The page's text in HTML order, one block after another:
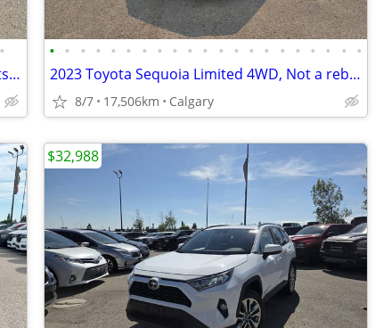
•
2020 Honda CRV Touring AWD, No Accidents, Service History #11172
• • • • • • • • • • • • • • • • • • • • •
2023 Toyota Sequoia Limited 4WD, Not a rebuild, Local Unit #260715A
8/7 17,506km Calgary
$32,988